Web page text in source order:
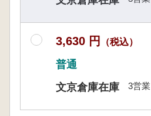
3,630 円 （税込）
普通
文京倉庫在庫
3営